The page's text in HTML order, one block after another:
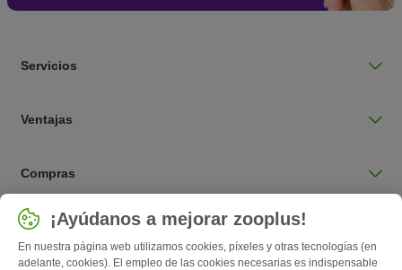
Servicios
Ventajas
Compras
Seleccionar país
España / ES
¡Ayúdanos a mejorar zooplus!
En nuestra página web utilizamos cookies, píxeles y otras tecnologías (en
adelante, cookies). El empleo de las cookies necesarias es indispensable